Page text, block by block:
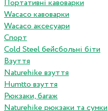
Портативні кавоварки
Wacaco кавоварки
Wacaco аксесуари
Спорт
Cold Steel бейсбольні біти
Взуття
Naturehike взуття
Humtto взуття
Рюкзаки, багаж
Naturehike рюкзаки та сумки